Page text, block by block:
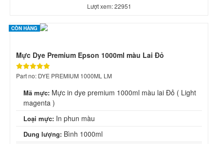
Lượt xem: 22951
CÒN HÀNG
Mực Dye Premium Epson 1000ml màu Lai Đỏ
Part no: DYE PREMIUM 1000ML LM
Mã mực: Mực in dye premium 1000ml màu lai Đỏ ( Light
magenta )
Loại mực: In phun màu
Dung lượng: Bình 1000ml